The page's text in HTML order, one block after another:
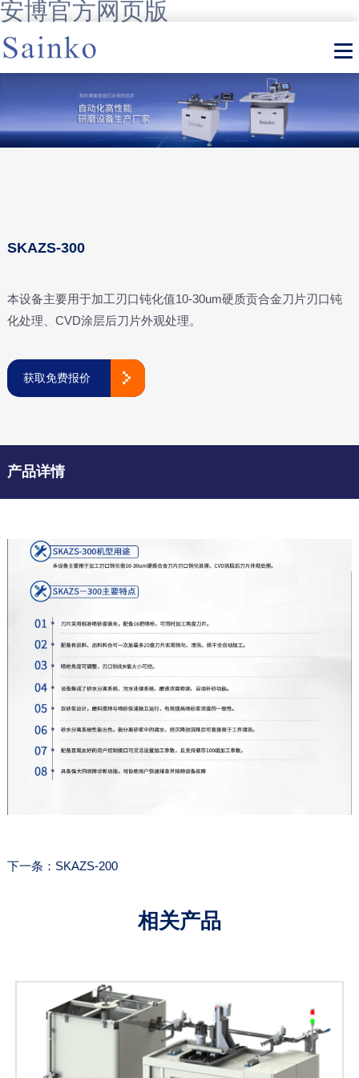
安博官方网页版
SKAZS-300
本设备主要用于加工刃口钝化值10-30um硬质贡合金刀片刃口钝
化处理、CVD涂层后刀片外观处理。
获取免费报价
产品详情
下一条：SKAZS-200
相关产品